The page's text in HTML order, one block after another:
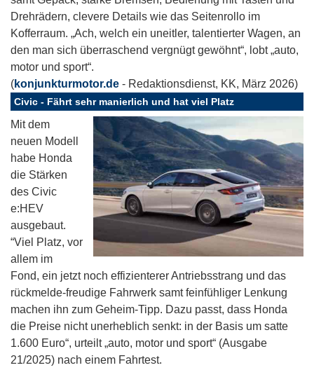
Drehrädern, clevere Details wie das Seitenrollo im
Kofferraum. „Ach, welch ein uneitler, talentierter Wagen, an
den man sich überraschend vergnügt gewöhnt“, lobt „auto,
motor und sport“.
(konjunkturmotor.de - Redaktionsdienst, KK, März 2026)
Civic - Fährt sehr manierlich und hat viel Platz
Mit dem
neuen Modell
habe Honda
die Stärken
des Civic
e:HEV
ausgebaut.
“Viel Platz, vor
allem im
Fond, ein jetzt noch effizienterer Antriebsstrang und das
rückmelde-freudige Fahrwerk samt feinfühliger Lenkung
machen ihn zum Geheim-Tipp. Dazu passt, dass Honda
die Preise nicht unerheblich senkt: in der Basis um satte
1.600 Euro“, urteilt „auto, motor und sport“ (Ausgabe
21/2025) nach einem Fahrtest.